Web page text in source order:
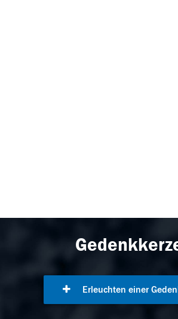
Erleuchten einer